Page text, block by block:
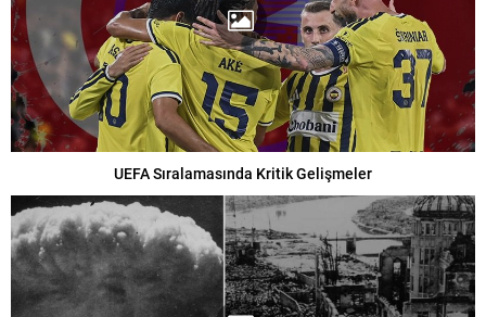
UEFA Sıralamasında Kritik Gelişmeler